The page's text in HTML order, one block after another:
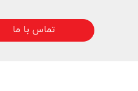
تماس با ما